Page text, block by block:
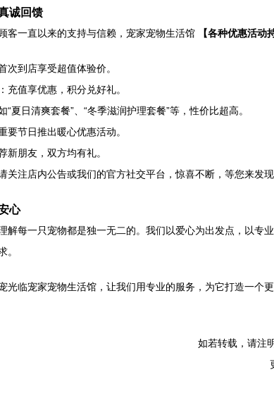
诚回馈
客一直以来的支持与信赖，宠家宠物生活馆 【各种优惠活动
次到店享受超值体验价。
：充值享优惠，积分兑好礼。
“夏日清爽套餐”、“冬季滋润护理套餐”等，性价比超高。
要节日推出暖心优惠活动。
新朋友，双方均有礼。
关注店内公告或我们的官方社交平台，惊喜不断，等您来发现
心
解每一只宠物都是独一无二的。我们以爱心为出发点，以专
。
光临宠家宠物生活馆，让我们用专业的服务，为它打造一个
如若转载，请注